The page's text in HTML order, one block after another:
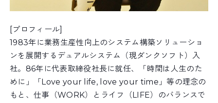
[プロフィール]
1983年に業務生産性向上のシステム構築ソリューショ
ンを展開するデュアルシステム（現ダンクソフト）入
社。 86年に代表取締役社長に就任、「時間は人生のた
めに」
「Love your life, love your time」等の理念の
もと、仕事（WORK）とライフ（LIFE）のバランスで